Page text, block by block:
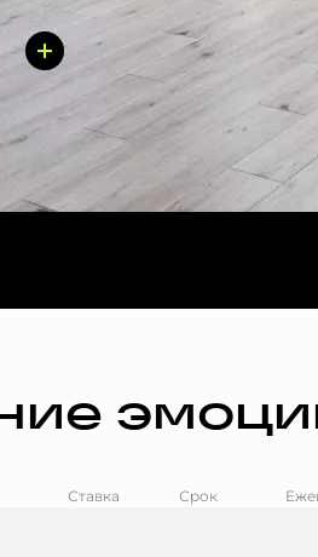
Ставка Срок